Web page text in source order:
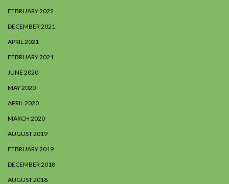
FEBRUARY 2022
DECEMBER 2021
APRIL 2021
FEBRUARY 2021
JUNE 2020
MAY 2020
APRIL 2020
MARCH 2020
AUGUST 2019
FEBRUARY 2019
DECEMBER 2018
AUGUST 2018